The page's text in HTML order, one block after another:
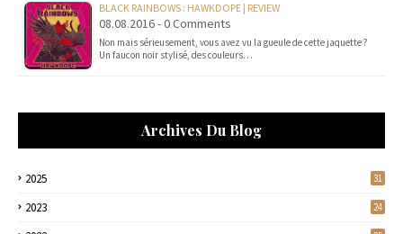
BLACK RAINBOWS : HAWKDOPE | REVIEW
08.08.2016 - 0 Comments
Non mais sérieusement, vous avez vu la gueule de cette jaquette ?
Un faucon noir stylisé, des couleurs…
Archives Du Blog
2025 31
2023 24